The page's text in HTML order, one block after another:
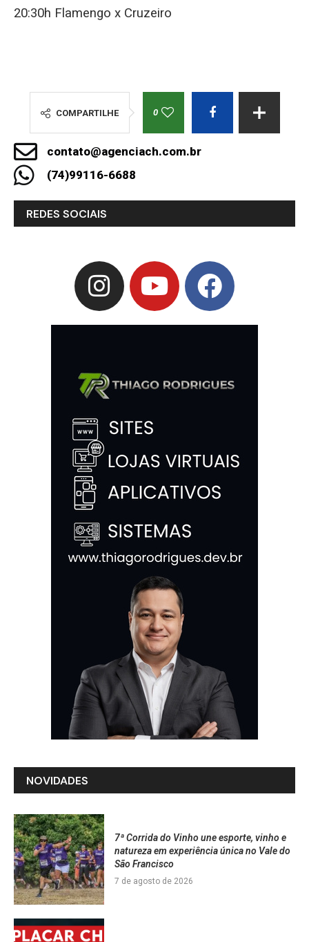
20:30h Flamengo x Cruzeiro
COMPARTILHE 0
contato@agenciach.com.br
(74)99116-6688
REDES SOCIAIS
NOVIDADES
7ª Corrida do Vinho une esporte, vinho e
natureza em experiência única no Vale do
São Francisco
7 de agosto de 2026